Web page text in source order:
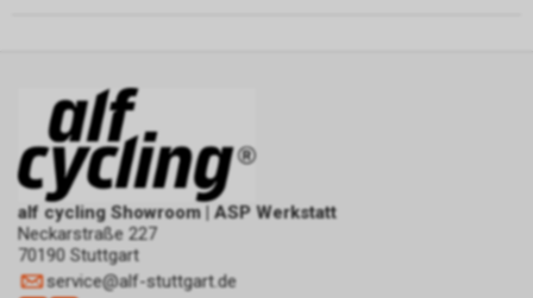
alf cycling Showroom | ASP Werkstatt
Neckarstraße 227
70190 Stuttgart
service@alf-stuttgart.de